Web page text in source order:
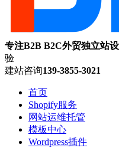
专注B2B B2C外贸独立站
验
建站咨询139-3855-3021
首页
Shopify服务
网站运维托管
模板中心
Wordpress插件